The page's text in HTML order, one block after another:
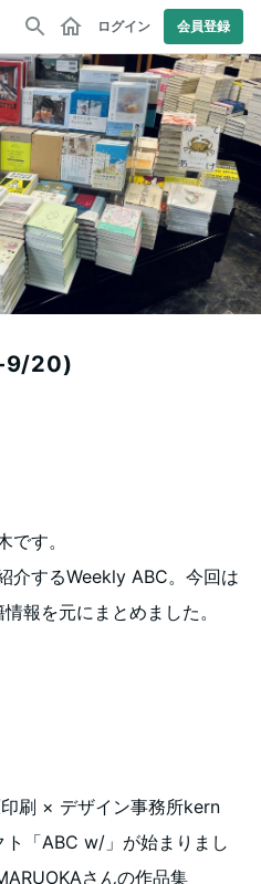
ログイン 会員登録
9/20)
です。
介するWeekly ABC。今回は
報を元にまとめました。
刷 × デザイン事務所kern
「ABC w/」が始まりまし
さんの作品集